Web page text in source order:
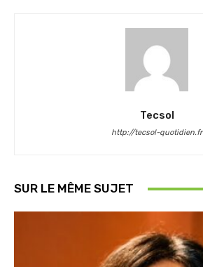
Tecsol
http://tecsol-quotidien.fr
SUR LE MÊME SUJET